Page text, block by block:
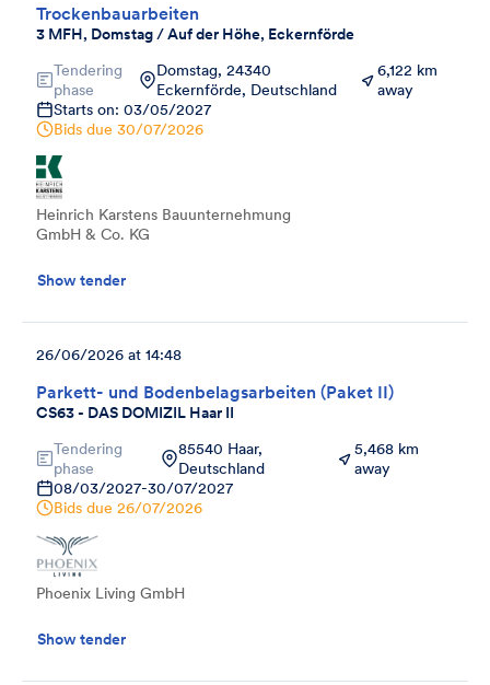
Trockenbauarbeiten
3 MFH, Domstag / Auf der Höhe, Eckernförde
Tendering
phase
Domstag, 24340
Eckernförde, Deutschland
6,122 km
away
Starts on: 03/05/2027
Bids due 30/07/2026
Heinrich Karstens Bauunternehmung
GmbH & Co. KG
Show tender
Parkett- und Bodenbelagsarbeiten (Paket II)
CS63 - DAS DOMIZIL Haar II
26/06/2026 at 14:48
Tendering
phase
85540 Haar,
Deutschland
5,468 km
away
08/03/2027-30/07/2027
Bids due 26/07/2026
Phoenix Living GmbH
Show tender